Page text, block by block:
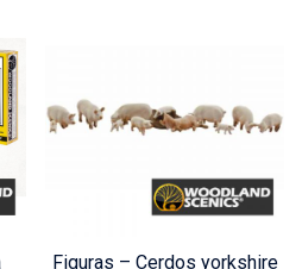
Figuras – Cerdos yorkshire